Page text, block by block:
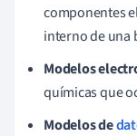
componentes
interno de una
Modelos
químicas que
Modelos de